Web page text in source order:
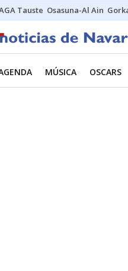
Tauste Osasuna-Al Ain
MÚSICA OSCARS